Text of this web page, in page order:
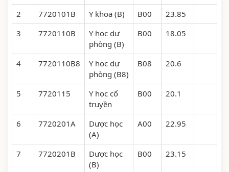
2
7720101B Y khoa (B) B00
23.85
3
7720110B
Y học dự
phòng (B)
B00 18.05
4 7720110B8
Y học dự
phòng (B8)
B08 20.6
5 7720115
Y học cổ
truyền
B00 20.1
6 7720201A
Dược học
(A)
A00 22.95
7 7720201B
Dược học
(B)
B00 23.15